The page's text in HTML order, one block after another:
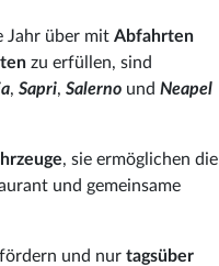
Jahr über mit Abfahrten
zu erfüllen, sind
, Sapri, Salerno und Neapel
, sie ermöglichen die
und gemeinsame
und nur tagsüber